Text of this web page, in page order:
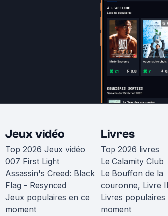
Jeux vidéo
Top 2026 Jeux vidéo
007 First Light
Assassin's Creed: Black
Flag - Resynced
Jeux populaires en ce
moment
Livres
Top 2026 livres
Le Calamity Club
Le Bouffon de la
couronne, Livre II
Livres populaires
moment